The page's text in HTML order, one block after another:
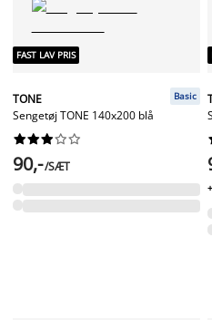
FAST LAV PRIS
TONE
Sengetøj TONE 140x200 blå
Basic






90,-/SÆT